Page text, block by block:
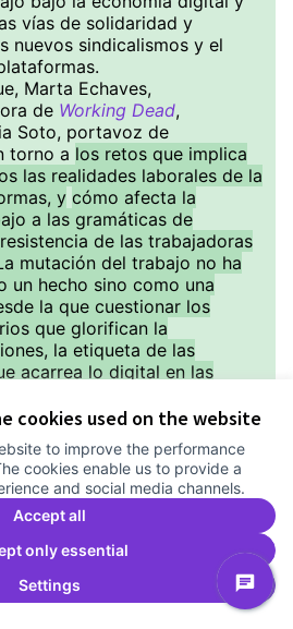
cookies used on the website
to improve the performance
cookies enable us to provide a
and social media channels.
Accept all
only essential
Settings
vías de solidaridad y
nuevos sindicalismos y el
Marta Echaves,
de Working Dead,
Soto, portavoz de
torno a los retos que implica
las realidades laborales de la
y cómo afecta la
a las gramáticas de
de las trabajadoras
mutación del trabajo no ha
un hecho sino como una
la que cuestionar los
que glorifican la
la etiqueta de las
acarrea lo digital en las
nuevas tipologías de
o recuperan formas clásicas
laboral, frente a las
de organización y lucha
válidas.¿Qué ha pasado
80 y la actualidad en
de la figura del
la aparición de la Ley
encierra la categoría del
podrían los sindicalismos